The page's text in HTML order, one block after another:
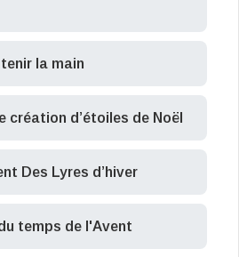
la main
création d’étoiles de Noël
Des Lyres d’hiver
temps de l'Avent